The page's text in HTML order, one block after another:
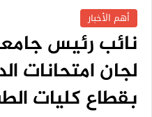
أهم الأخبار
نائب رئيس
لجان امتحانات
بقطاع كليات